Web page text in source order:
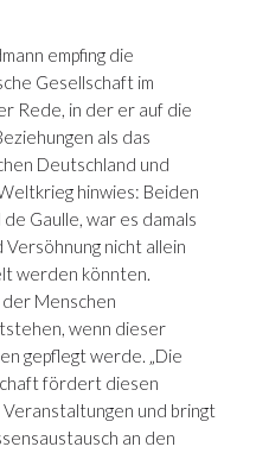
empfing die
Gesellschaft im
Rede, in der er auf die
als das
Deutschland und
hinwies: Beiden
Gaulle, war es damals
nicht allein
werden könnten.
Menschen
wenn dieser
gepflegt werde. „Die
fördert diesen
und bringt
an den